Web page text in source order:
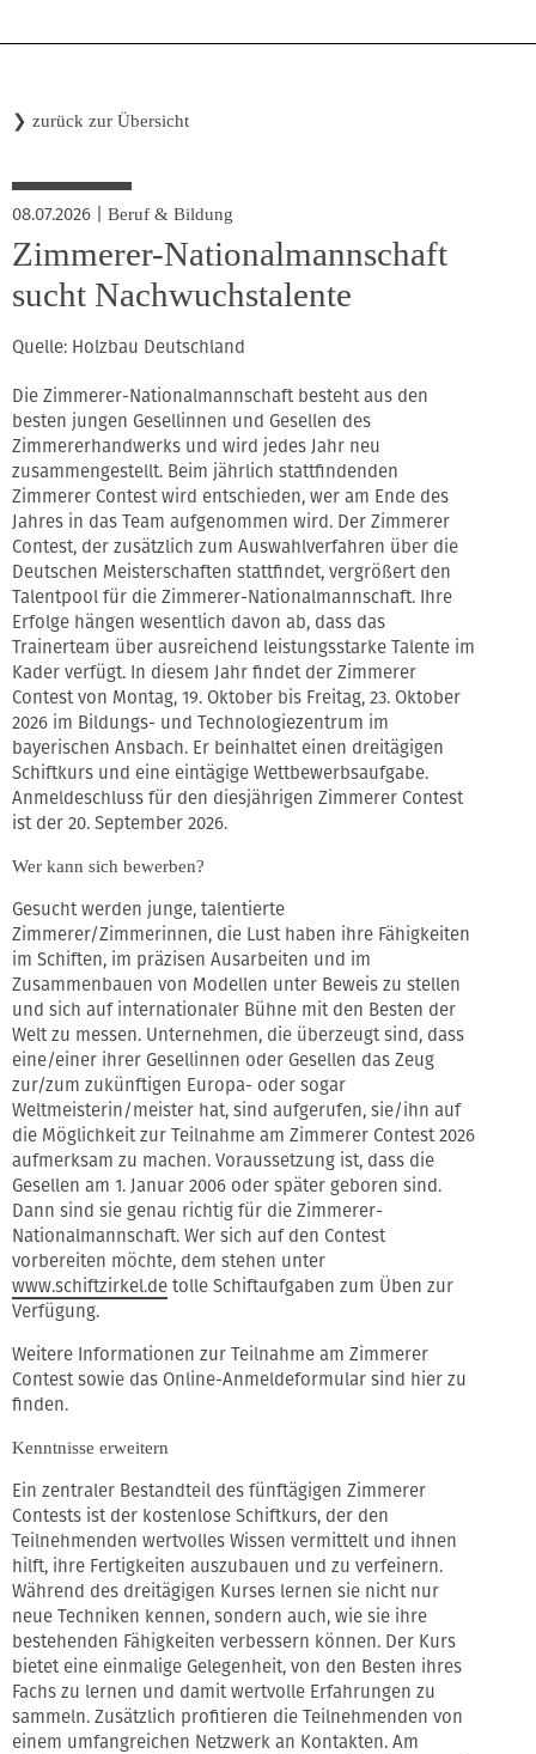
❯ zurück zur Übersicht
08.07.2026 Beruf & Bildung
Zimmerer-Nationalmannschaft
sucht Nachwuchstalente
Quelle: Holzbau Deutschland
Die Zimmerer-Nationalmannschaft besteht aus den
besten jungen Gesellinnen und Gesellen des
Zimmererhandwerks und wird jedes Jahr neu
zusammengestellt. Beim jährlich stattfindenden
Zimmerer Contest wird entschieden, wer am Ende des
Jahres in das Team aufgenommen wird. Der Zimmerer
Contest, der zusätzlich zum Auswahlverfahren über die
Deutschen Meisterschaften stattfindet, vergrößert den
Talentpool für die Zimmerer-Nationalmannschaft. Ihre
Erfolge hängen wesentlich davon ab, dass das
Trainerteam über ausreichend leistungsstarke Talente im
Kader verfügt. In diesem Jahr findet der Zimmerer
Contest von Montag, 19. Oktober bis Freitag, 23. Oktober
2026 im Bildungs- und Technologiezentrum im
bayerischen Ansbach. Er beinhaltet einen dreitägigen
Schiftkurs und eine eintägige Wettbewerbsaufgabe.
Anmeldeschluss für den diesjährigen Zimmerer Contest
ist der 20. September 2026.
Wer kann sich bewerben?
Gesucht werden junge, talentierte
Zimmerer/Zimmerinnen, die Lust haben ihre Fähigkeiten
im Schiften, im präzisen Ausarbeiten und im
Zusammenbauen von Modellen unter Beweis zu stellen
und sich auf internationaler Bühne mit den Besten der
Welt zu messen. Unternehmen, die überzeugt sind, dass
eine/einer ihrer Gesellinnen oder Gesellen das Zeug
zur/zum zukünftigen Europa- oder sogar
Weltmeisterin/meister hat, sind aufgerufen, sie/ihn auf
die Möglichkeit zur Teilnahme am Zimmerer Contest 2026
aufmerksam zu machen. Voraussetzung ist, dass die
Gesellen am 1. Januar 2006 oder später geboren sind.
Dann sind sie genau richtig für die Zimmerer-
Nationalmannschaft. Wer sich auf den Contest
vorbereiten möchte, dem stehen unter
www.schiftzirkel.de tolle Schiftaufgaben zum Üben zur
Verfügung.
Weitere Informationen zur Teilnahme am Zimmerer
Contest sowie das Online-Anmeldeformular sind hier zu
finden.
Kenntnisse erweitern
Ein zentraler Bestandteil des fünftägigen Zimmerer
Contests ist der kostenlose Schiftkurs, der den
Teilnehmenden wertvolles Wissen vermittelt und ihnen
hilft, ihre Fertigkeiten auszubauen und zu verfeinern.
Während des dreitägigen Kurses lernen sie nicht nur
neue Techniken kennen, sondern auch, wie sie ihre
bestehenden Fähigkeiten verbessern können. Der Kurs
bietet eine einmalige Gelegenheit, von den Besten ihres
Fachs zu lernen und damit wertvolle Erfahrungen zu
sammeln. Zusätzlich profitieren die Teilnehmenden von
einem umfangreichen Netzwerk an Kontakten. Am